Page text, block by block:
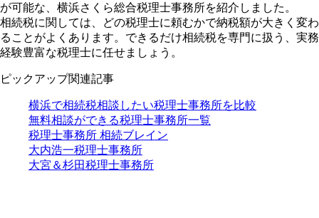
が可能な、横浜さくら総合税理士事務所を紹介しました。
相続税に関しては、どの税理士に頼むかで納税額が大きく変わ
ることがよくあります。できるだけ相続税を専門に扱う、実務
経験豊富な税理士に任せましょう。
ピックアップ関連記事
横浜で相続税相談したい税理士事務所を比較
無料相談ができる税理士事務所一覧
税理士事務所 相続ブレイン
大内浩一税理士事務所
大宮＆杉田税理士事務所